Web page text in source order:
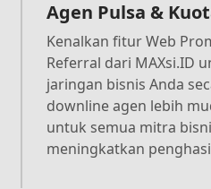
Agen Pulsa &
Kenalkan fitur Web
Referral dari MAXsi.ID
jaringan bisnis Anda
downline agen lebih
untuk semua mitra
meningkatkan